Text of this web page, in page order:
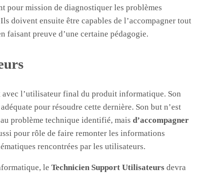
pour mission de diagnostiquer les problèmes
doivent ensuite être capables de l’accompagner tout
faisant preuve d’une certaine pédagogie.
l’utilisateur final du produit informatique. Son
pour résoudre cette dernière. Son but n’est
problème technique identifié, mais d’accompagner
pour rôle de faire remonter les informations
rencontrées par les utilisateurs.
le Technicien Support Utilisateursdevra